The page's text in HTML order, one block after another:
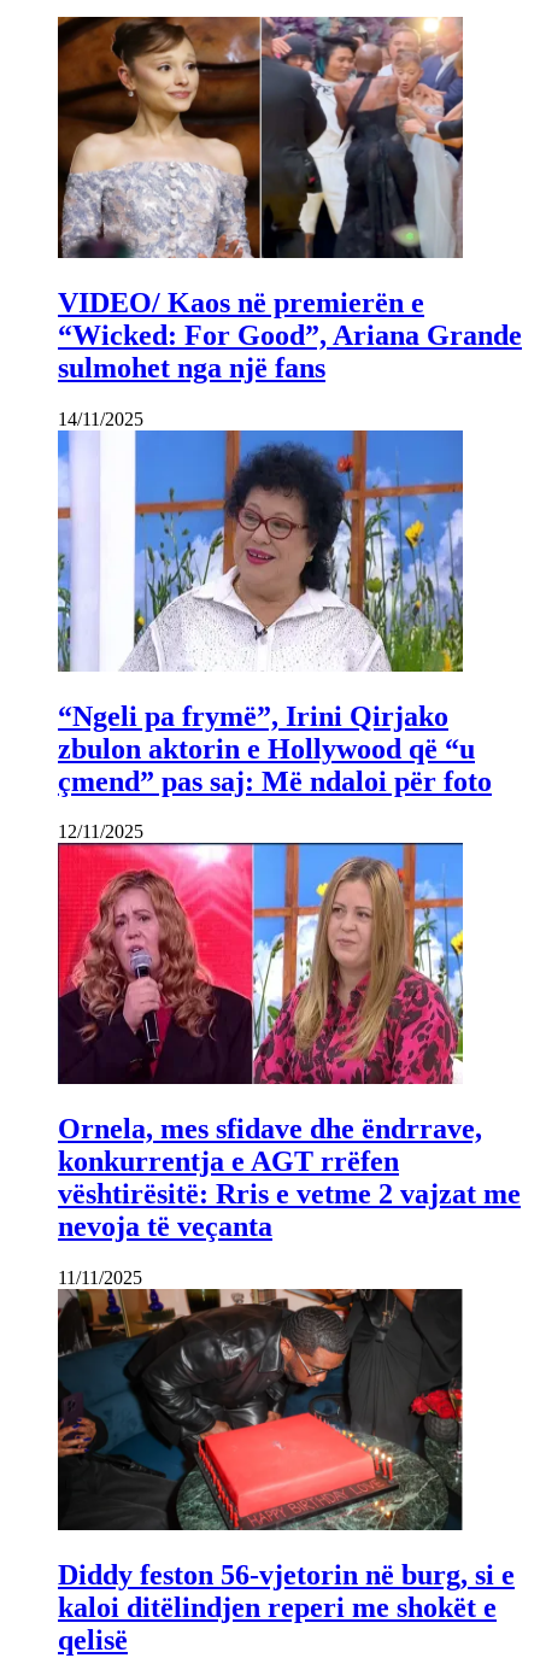
VIDEO/ Kaos në premierën e
“Wicked: For Good”, Ariana Grande
sulmohet nga një fans
14/11/2025
“Ngeli pa frymë”, Irini Qirjako
zbulon aktorin e Hollywood që “u
çmend” pas saj: Më ndaloi për foto
12/11/2025
Ornela, mes sfidave dhe ëndrrave,
konkurrentja e AGT rrëfen
vështirësitë: Rris e vetme 2 vajzat me
nevoja të veçanta
11/11/2025
Diddy feston 56-vjetorin në burg, si e
kaloi ditëlindjen reperi me shokët e
qelisë